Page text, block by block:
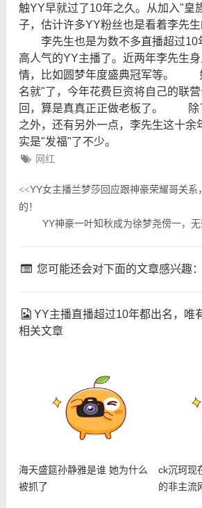
触YY早就过了10年之久。从加入"皇
子，估计许多YY粉丝也是看着李先生
李先生也是为数不多直播超过10
高人气的YY主播了。近两年李先生
情，比如圆梦年度盛典冠军等。
名就"了，今年花费巨资将自己的联
回，算是真真正正做老板了。 除
之外，还有另外一点，李先生这十余
实是"发福"了不少。
网红
<<YY女主播兰梦莎回应跟神豪荣耀哥关系
的！
YY神豪一叶知秋成为徐梦尧傍一，
您可能还会对下面的文章感兴趣：
YY主播直播超过10年都出名，唯
相关文章
海天盛筵孙静雅是谁 她为什么
被抓了
ck沉珂现
的非主流